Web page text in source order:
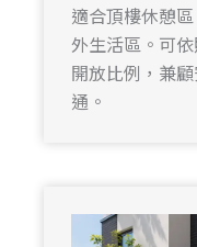
適合頂樓休憩
外生活區。可
開放比例，兼
通。